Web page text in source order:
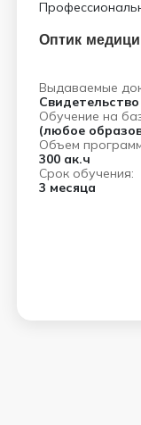
Оптик
Выдаваемые
Свидетельство
Обучение на
(любое
Объем
300 ак.ч
Срок обучения:
3 месяца